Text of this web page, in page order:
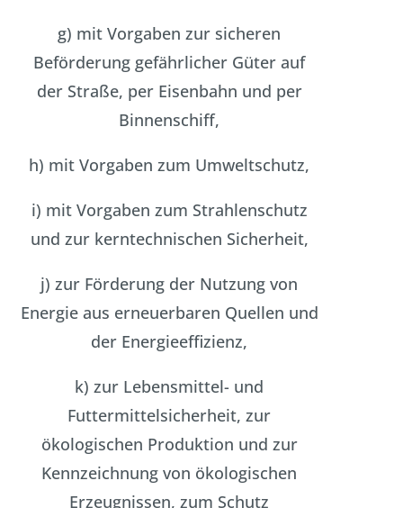
g) mit Vorgaben zur sicheren
Beförderung gefährlicher Güter auf
der Straße, per Eisenbahn und per
Binnenschiff,
h) mit Vorgaben zum Umweltschutz,
i) mit Vorgaben zum Strahlenschutz
und zur kerntechnischen Sicherheit,
j) zur Förderung der Nutzung von
Energie aus erneuerbaren Quellen und
der Energieeffizienz,
k) zur Lebensmittel- und
Futtermittelsicherheit, zur
ökologischen Produktion und zur
Kennzeichnung von ökologischen
Erzeugnissen, zum Schutz